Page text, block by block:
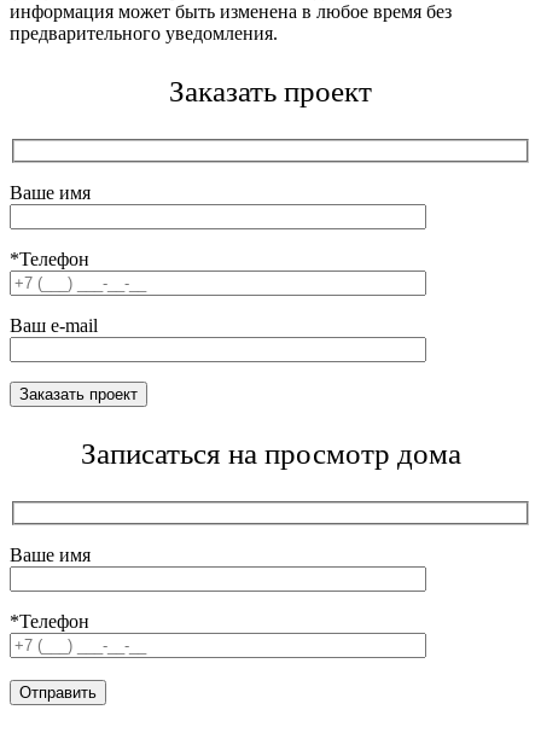
информация может быть изменена в любое время без
предварительного уведомления.
Заказать проект
Ваше имя
*Телефон
Ваш e-mail
Записаться на просмотр дома
Ваше имя
*Телефон